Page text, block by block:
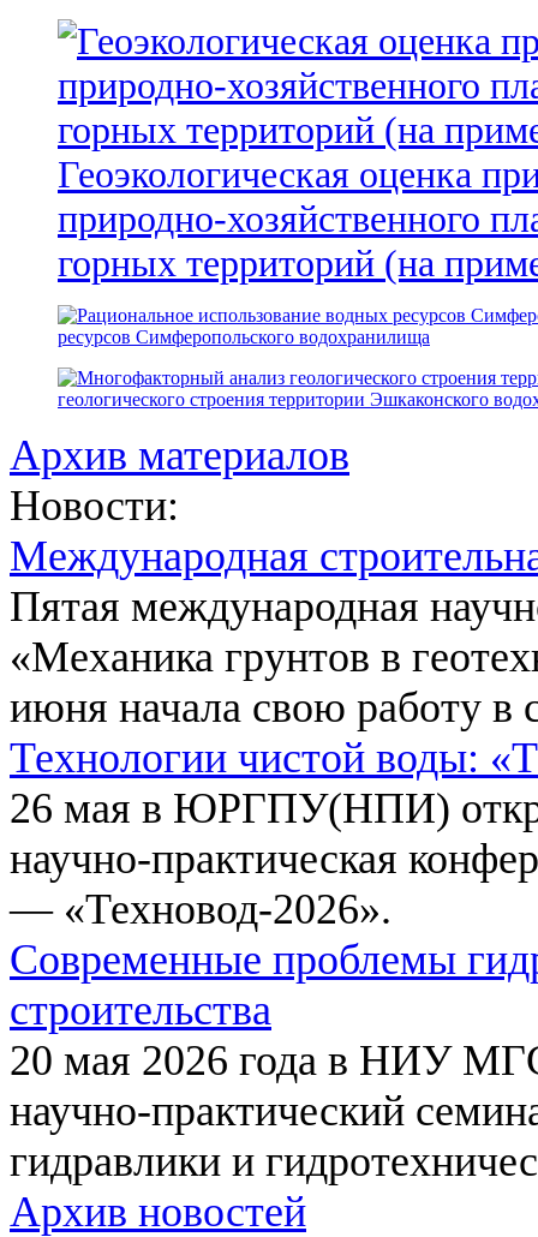
Геоэкологическая оценка
природно-хозяйственного
горных территорий (на
ресурсов Симферопольского водохранилища
геологического строения территории Эшкаконского
Архив материалов
Новости:
Международная
Пятая международная
«Механика грунтов в
июня начала свою работу в
Технологии чистой воды:
26 мая в ЮРГПУ(НПИ)
научно-практическая
— «Техновод-2026».
Современные проблемы
строительства
20 мая 2026 года в НИУ
научно-практический
гидравлики и
Архив новостей